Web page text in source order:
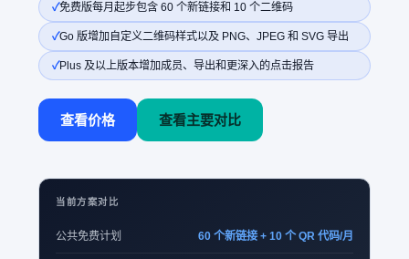
免费版每月起步包含 60 个新链接和 10 个二维码
Go 版增加自定义二维码样式以及 PNG、JPEG 和 SVG 导出
Plus 及以上版本增加成员、导出和更深入的点击报告
查看价格 查看主要对比
当前方案对比
公共免费计划 60 个新链接 + 10 个 QR 代码/月